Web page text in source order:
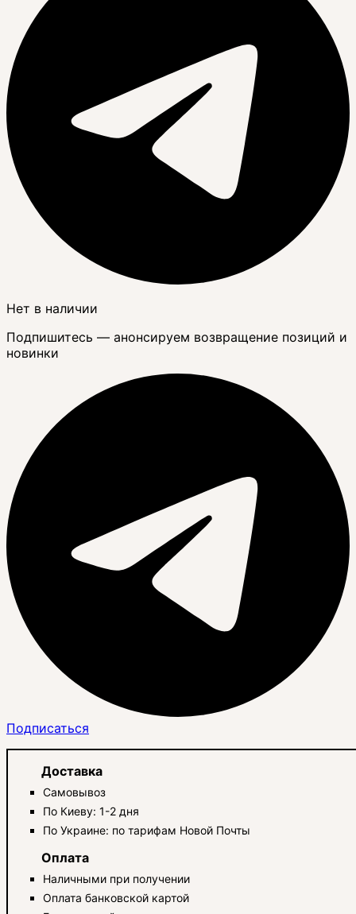
Нет в наличии
Подпишитесь — анонсируем возвращение позиций и
новинки
Подписаться
Доставка
Самовывоз
По Киеву: 1-2 дня
По Украине: по тарифам Новой Почты
Оплата
Наличными при получении
Оплата банковской картой